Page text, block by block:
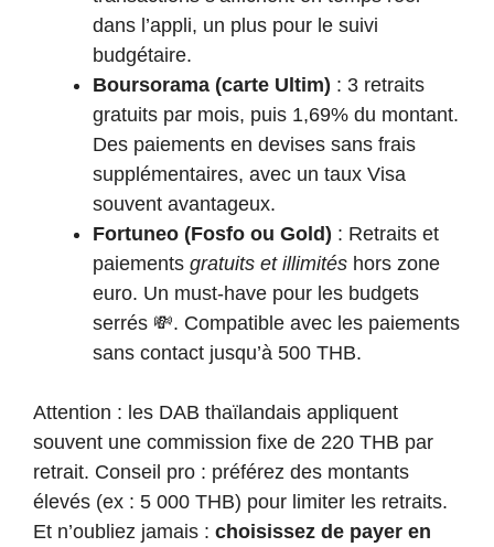
dans l’appli, un plus pour le suivi
budgétaire.
Boursorama (carte Ultim) : 3 retraits
gratuits par mois, puis 1,69% du montant.
Des paiements en devises sans frais
supplémentaires, avec un taux Visa
souvent avantageux.
Fortuneo (Fosfo ou Gold) : Retraits et
paiements gratuits et illimités hors zone
euro. Un must-have pour les budgets
serrés 💸. Compatible avec les paiements
sans contact jusqu’à 500 THB.
Attention : les DAB thaïlandais appliquent
souvent une commission fixe de 220 THB par
retrait. Conseil pro : préférez des montants
élevés (ex : 5 000 THB) pour limiter les retraits.
Et n’oubliez jamais : choisissez de payer en